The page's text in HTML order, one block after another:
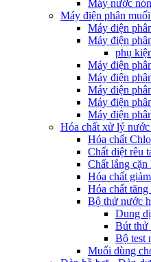
Máy nước
Máy điện phân
Máy điện
Máy điện
phụ
Máy điện
Máy điện
Máy điện
Máy điện
Máy điện
Hóa chất xử lý
Hóa chất
Chất diệt rêu
Chất lắng cặn
Hóa chất
Hóa chất tăng
Bộ thử nước
Dung
Bút thử
Bộ test
Muối dùng